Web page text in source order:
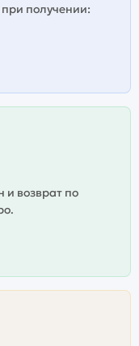
получении:
возврат по